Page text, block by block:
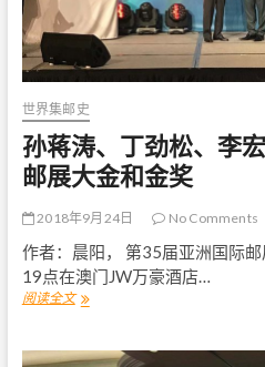
国
集
邮
展
览
中
国
展
世界集邮史
孙蒋涛、丁劲松、李
邮展大金和金奖
2018年9月24日 No Comments
作者：晨阳， 第35届亚洲国际
19点在澳门JW万豪酒店…
阅读全文孙
、